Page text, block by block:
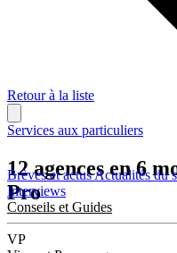
Brèves et actusActualités du
Interviews
Conseils et Guides
Retour à la liste
Services aux particuliers
12 agences en 6
Pro
VP